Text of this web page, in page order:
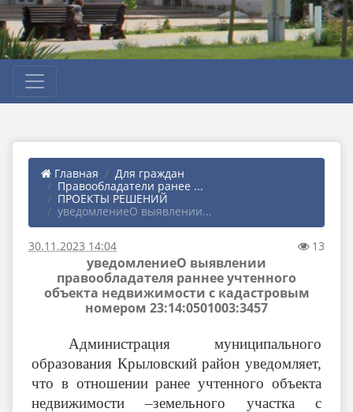
Главная
Для граждан
Правообладатели ранее ...
ПРОЕКТЫ РЕШЕНИЙ
уведомлениеО выявлении...
30.11.2023 14:04 13
уведомлениеО выявлении
правообладателя раннее учтенного
объекта недвижимости с кадастровым
номером 23:14:0501003:3457
Администрация муниципального
образования Крыловский район уведомляет,
что в отношении ранее учтенного объекта
недвижимости –земельного участка с